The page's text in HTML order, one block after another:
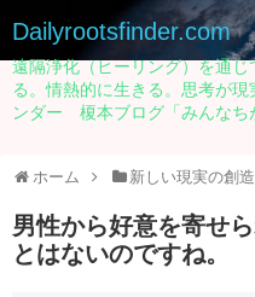
Dailyrootsfinder.com
遠隔浄化（ヒーリング）を通
る。情熱的に生きる。思考が
ンダー 榎本ブログ「みんなち
ホーム 新しい現実の創造
男性から好意を寄せ
とはないのですね。